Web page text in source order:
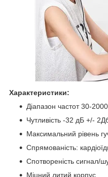
Характеристики:
Діапазон частот 30-
Чутливість -32 дБ +/-
Максимальний рівень
Спрямованість:
Спотвореність сигнал/
Міцний литий корпус